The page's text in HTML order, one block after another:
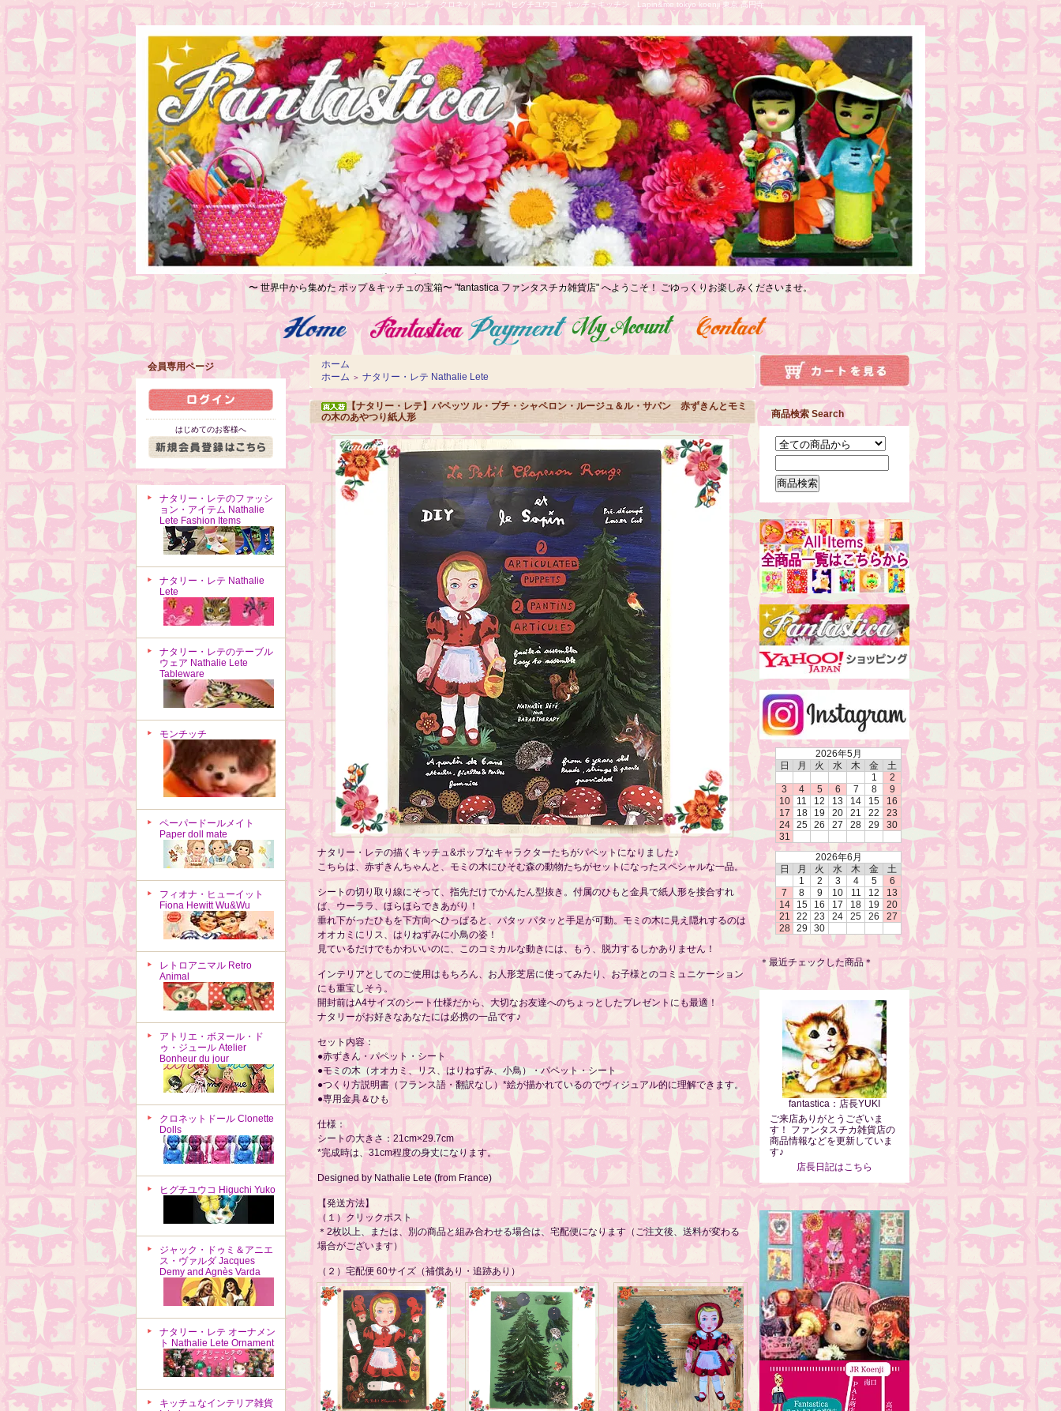
ファンタスチカ レトロ ナタリーレテ クロネットドール ヒグチユウコ キッチュキッチン Lapin&me tokyo koenji 東京 高円寺
〜 世界中から集めた ポップ＆キッチュの宝箱〜 "fantastica ファンタスチカ雑貨店" へようこそ！ ごゆっくりお楽しみくださいませ。
会員専用ページ
はじめてのお客様へ
ナタリー・レテのファッシ
ョン・アイテム Nathalie
Lete Fashion Items
ナタリー・レテ Nathalie
Lete
ナタリー・レテのテーブル
ウェア Nathalie Lete
Tableware
モンチッチ
ペーパードールメイト
Paper doll mate
フィオナ・ヒューイット
Fiona Hewitt Wu&Wu
レトロアニマル Retro
Animal
アトリエ・ボヌール・ド
ゥ・ジュール Atelier
Bonheur du jour
クロネットドール Clonette
Dolls
ヒグチユウコ Higuchi Yuko
ジャック・ドゥミ＆アニエ
ス・ヴァルダ Jacques
Demy and Agnès Varda
ナタリー・レテ オーナメン
ト Nathalie Lete Ornament
キッチュなインテリア雑貨
ホーム
ホーム ＞ ナタリー・レテ Nathalie Lete
【ナタリー・レテ】パペッツ ル・プチ・シャペロン・ルージュ＆ル・サパン 赤ずきんとモミ
の木のあやつり紙人形
ナタリー・レテの描くキッチュ&ポップなキャラクターたちがパペットになりました♪
こちらは、赤ずきんちゃんと、モミの木にひそむ森の動物たちがセットになったスペシャルな一品。
シートの切り取り線にそって、指先だけでかんたん型抜き。付属のひもと金具で紙人形を接合すれ
ば、ウーララ、ほらほらできあがり！
垂れ下がったひもを下方向へひっぱると、パタッ パタッと手足が可動。モミの木に見え隠れするのは
オオカミにリス、はりねずみに小鳥の姿！
見ているだけでもかわいいのに、このコミカルな動きには、もう、脱力するしかありません！
インテリアとしてのご使用はもちろん、お人形芝居に使ってみたり、お子様とのコミュニケーション
にも重宝しそう。
開封前はA4サイズのシート仕様だから、大切なお友達へのちょっとしたプレゼントにも最適！
ナタリーがお好きなあなたには必携の一品です♪
セット内容：
●赤ずきん・パペット・シート
●モミの木（オオカミ、リス、はりねずみ、小鳥）・パペット・シート
●つくり方説明書（フランス語・翻訳なし）*絵が描かれているのでヴィジュアル的に理解できます。
●専用金具＆ひも
仕様：
シートの大きさ：21cm×29.7cm
*完成時は、31cm程度の身丈になります。
Designed by Nathalie Lete (from France)
【発送方法】
（１）クリックポスト
＊2枚以上、または、別の商品と組み合わせる場合は、宅配便になります（ご注文後、送料が変わる
場合がございます）
（２）宅配便 60サイズ（補償あり・追跡あり）
商品検索 Search
2026年5月
日
月 火 水 木 金
土
1
2
3
4 5 6 7 8
9
10
11 12 13 14 15
16
17
18 19 20 21 22
23
24
25 26 27 28 29
30
31
2026年6月
日
月 火 水 木 金
土
1
2 3 4 5
6
7
8 9 10 11 12
13
14
15 16 17 18 19
20
21
22 23 24 25 26
27
28
29 30
＊最近チェックした商品＊
fantastica：店長YUKI
ご来店ありがとうございま
す！ ファンタスチカ雑貨店の
商品情報などを更新していま
す♪
店長日記はこちら